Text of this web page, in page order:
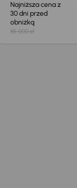
Najniższa cena z
30 dni przed
obniżką
85 000 zł